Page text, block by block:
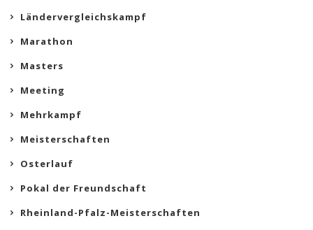
Ländervergleichskampf
Marathon
Masters
Meeting
Mehrkampf
Meisterschaften
Osterlauf
Pokal der Freundschaft
Rheinland-Pfalz-Meisterschaften